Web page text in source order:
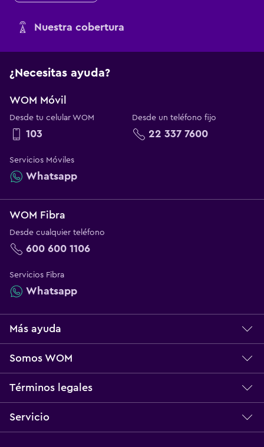
Nuestra cobertura
¿Necesitas ayuda?
WOM Móvil
Desde tu celular WOM
103
Desde un teléfono fijo
22 337 7600
Servicios Móviles
Whatsapp
WOM Fibra
Desde cualquier teléfono
600 600 1106
Servicios Fibra
Whatsapp
Más ayuda
Servicio técnico
Norma Multibanda
Reclamos
Somos WOM
Sobre WOM
Nuestros Valores
Trabaja con Nosotros
Términos legales
Bases Legales
Términos y Condiciones
Servicio